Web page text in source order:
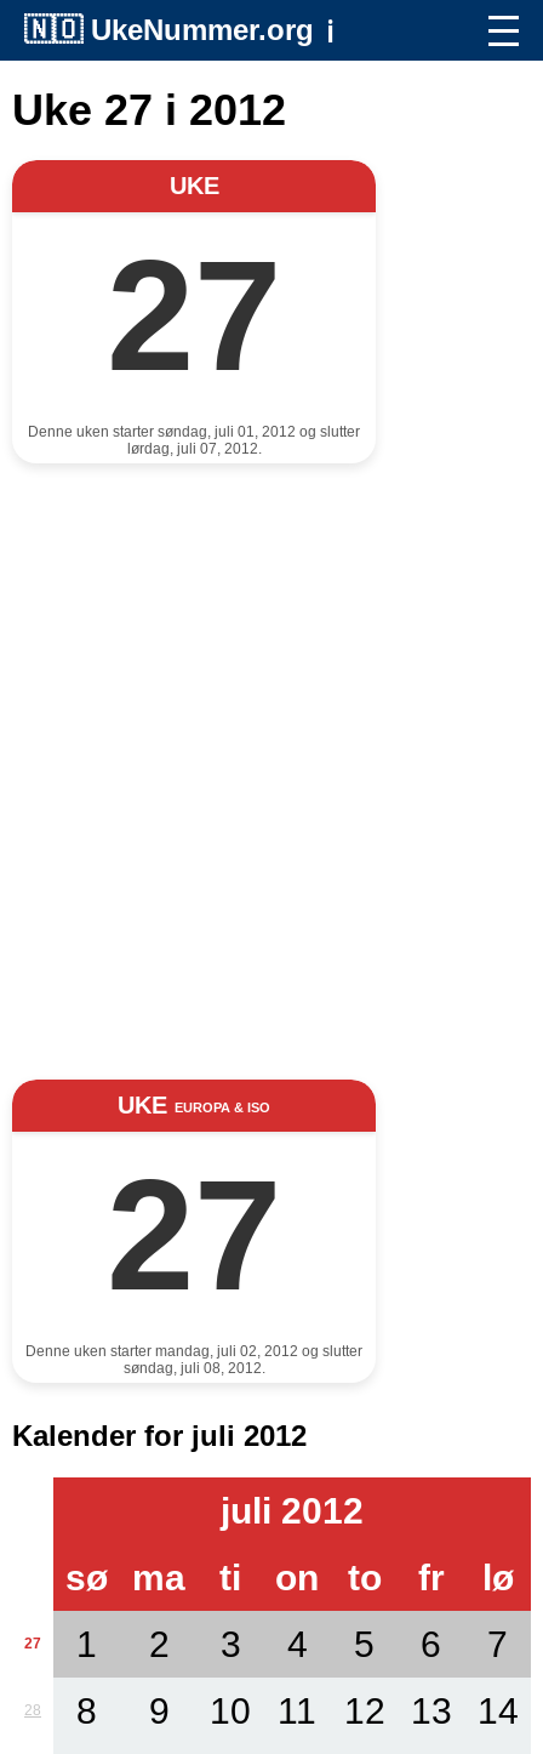
🇳🇴 UkeNummer.org ℹ️
Uke 27 i 2012
UKE
27
Denne uken starter søndag, juli 01, 2012 og slutter
lørdag, juli 07, 2012.
UKE EUROPA & ISO
27
Denne uken starter mandag, juli 02, 2012 og slutter
søndag, juli 08, 2012.
Kalender for juli 2012
juli 2012
sø
ma ti on to fr lø
27 1 2 3 4 5 6 7
28 8 9 10 11 12 13 14